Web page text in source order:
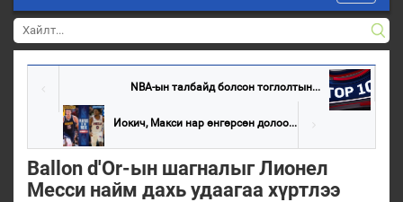
NBA-ын талбайд болсон тоглолтын...
Иокич, Макси нар өнгөрсөн долоо...
Ballon d'Or-ын шагналыг Лионел
Месси найм дахь удаагаа хүртлээ